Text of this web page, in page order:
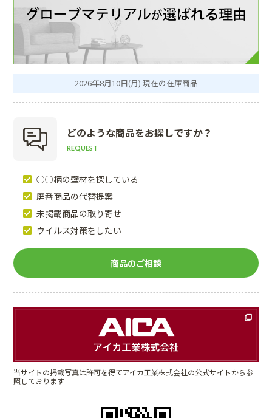
2026年8月10日(月) 現在の在庫商品
どのような商品をお探しですか？
REQUEST
○○柄の壁材を探している
廃番商品の代替提案
未掲載商品の取り寄せ
ウイルス対策をしたい
商品のご相談
当サイトの掲載写真は許可を得てアイカ工業株式会社の公式サイトから参
照しております